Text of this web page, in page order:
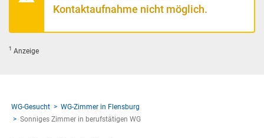
Kontaktaufnahme nicht möglich.
1 Anzeige
WG-Gesucht
WG-Zimmer in Flensburg
Sonniges Zimmer in berufstätigen WG